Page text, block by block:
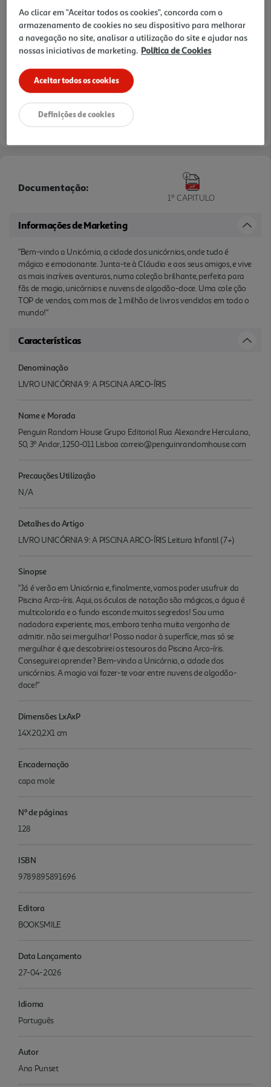
Documentação:
1º CAPITULO
Informações de Marketing
"Bem-vindo a Unicórnia, a cidade dos unicórnios, onde tudo é
mágico e emocionante. Junta-te à Cláudia e aos seus amigos, e vive
as mais incríveis aventuras, numa coleção brilhante, perfeita para
fãs de magia, unicórnios e nuvens de algodão-doce. Uma cole ção
TOP de vendas, com mais de 1 milhão de livros vendidos em todo o
mundo!"
Características
Denominação
LIVRO UNICÓRNIA 9: A PISCINA ARCO-ÍRIS
Nome e Morada
Penguin Random House Grupo Editorial Rua Alexandre Herculano,
50, 3º Andar, 1250-011 Lisboa correio@penguinrandomhouse.com
Precauções Utilização
N/A
Detalhes do Artigo
LIVRO UNICÓRNIA 9: A PISCINA ARCO-ÍRIS Leitura Infantil (7+)
Sinopse
"Já é verão em Unicórnia e, finalmente, vamos poder usufruir da
Piscina Arco-íris. Aqui, os óculos de natação são mágicos, a água é
multicolorida e o fundo esconde muitos segredos! Sou uma
nadadora experiente, mas, embora tenha muita vergonha de
admitir. não sei mergulhar! Posso nadar à superfície, mas só se
mergulhar é que descobrirei os tesouros da Piscina Arco-íris.
Conseguirei aprender? Bem-vindo a Unicórnia, a cidade dos
unicórnios. A magia vai fazer-te voar entre nuvens de algodão-
doce!"
Dimensões LxAxP
14X20,2X1 cm
Encadernação
capa mole
Nº de páginas
128
ISBN
9789895891696
Editora
BOOKSMILE
Data Lançamento
27-04-2026
Idioma
Português
Autor
Ana Punset
Ao clicar em "Aceitar todos os cookies", concorda com o
armazenamento de cookies no seu dispositivo para melhorar
a navegação no site, analisar a utilização do site e ajudar nas
nossas iniciativas de marketing. Política de Cookies
Aceitar todos os cookies
Definições de cookies